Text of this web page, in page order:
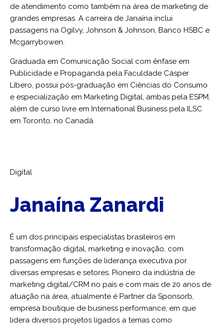
de atendimento como também na área de marketing de
grandes empresas. A carreira de Janaína inclui
passagens na Ogilvy, Johnson & Johnson, Banco HSBC e
Mcgarrybowen.
Graduada em Comunicação Social com ênfase em
Publicidade e Propaganda pela Faculdade Cásper
Líbero, possui pós-graduação em Ciências do Consumo
e especialização em Marketing Digital, ambas pela ESPM,
além de curso livre em International Business pela ILSC
em Toronto, no Canadá.
Digital
Janaína Zanardi
É um dos principais especialistas brasileiros em
transformação digital, marketing e inovação, com
passagens em funções de liderança executiva por
diversas empresas e setores. Pioneiro da indústria de
marketing digital/CRM no país e com mais de 20 anos de
atuação na área, atualmente é Partner da Sponsorb,
empresa boutique de business performance, em que
lidera diversos projetos ligados a temas como